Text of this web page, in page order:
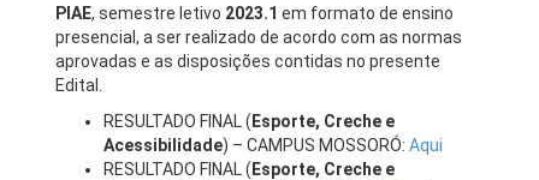
PIAE, semestre letivo 2023.1 em formato de ensino
presencial, a ser realizado de acordo com as normas
aprovadas e as disposições contidas no presente
Edital.
RESULTADO FINAL ( Esporte, Creche e
Acessibilidade) – CAMPUS MOSSORÓ: Aqui
RESULTADO FINAL ( Esporte, Creche e